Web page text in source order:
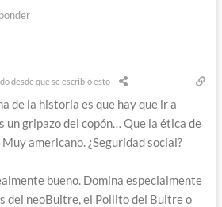
desde que se escribió esto
de la historia es que hay que ir a
un gripazo del copón… Que la ética de
americano. ¿Seguridad social?
bueno. Domina especialmente
del neoBuitre, el Pollito del Buitre o